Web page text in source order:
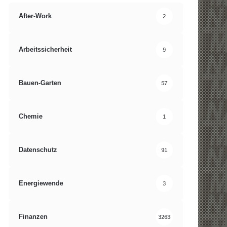
After-Work 2
Arbeitssicherheit 9
Bauen-Garten 57
Chemie 1
Datenschutz 91
Energiewende 3
Finanzen 3263